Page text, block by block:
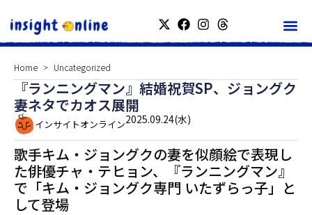
Home Uncategorized
『ランニングマン』結婚祝賀SP、ジョングク
妻ネタでカオス展開
インサイトオンライン2025.09.24(水)
歌手キム・ジョングクの妻を似顔絵で表現し
た俳優チャ・テヒョン、『ランニングマン』
で「キム・ジョングク専門 いたずらっ子」と
して登場